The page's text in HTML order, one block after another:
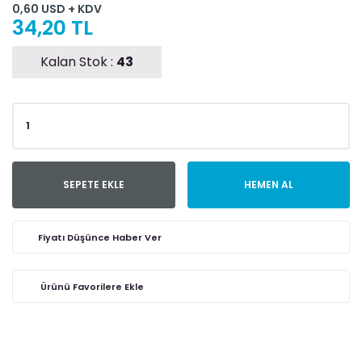
0,60 USD + KDV
34,20 TL
Kalan Stok : 43
SEPETE EKLE HEMEN AL
Fiyatı Düşünce Haber Ver